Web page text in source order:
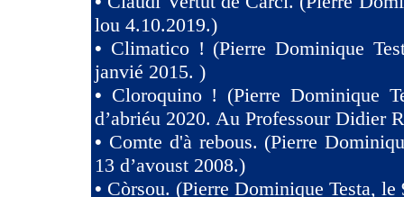
lou 4.10.2019.)
• Climatico ! (Pierre Dominique
janvié 2015. )
• Cloroquino ! (Pierre Dominique
d’abriéu 2020. Au Professour Didier
• Comte d'à rebous. (Pierre
13 d’avoust 2008.)
• Còrsou. (Pierre Dominique Testa, le